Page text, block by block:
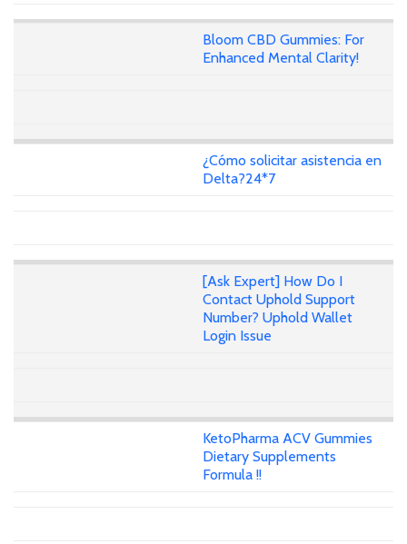
Bloom CBD Gummies: For
Enhanced Mental Clarity!
¿Cómo solicitar asistencia en
Delta?24*7
[Ask Expert] How Do I
Contact Uphold Support
Number? Uphold Wallet
Login Issue
KetoPharma ACV Gummies
Dietary Supplements
Formula !!